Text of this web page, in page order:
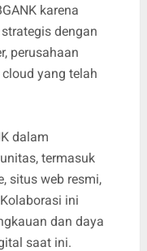
karena
dengan
perusahaan
yang telah
dalam
termasuk
situs web resmi,
ini
dan daya
saat ini.